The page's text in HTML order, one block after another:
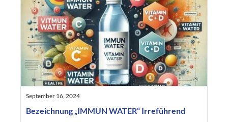
September 16, 2024
Bezeichnung „IMMUN WATER“ Irreführend